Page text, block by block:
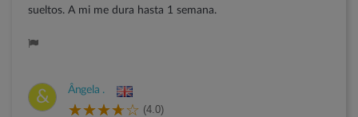
sueltos. A mi me dura hasta 1 semana.
& Ângela .
(4.0)